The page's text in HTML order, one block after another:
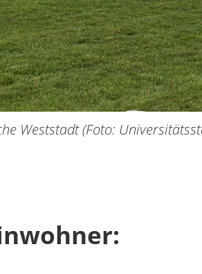
Weststadt (Foto: